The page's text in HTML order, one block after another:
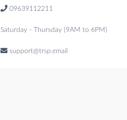
09639112211
Saturday - Thursday (9AM to 6PM)
support@trsp.email